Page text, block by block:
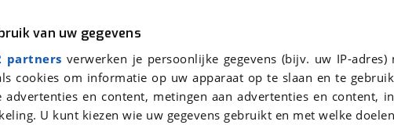
van uw gegevens
partners verwerken je persoonlijke gegevens (bijv. uw IP-adres)
cookies om informatie op uw apparaat op te slaan en te
advertenties en content, metingen aan advertenties en content,
U kunt kiezen wie uw gegevens gebruikt en met welke
Motor
voor je gevonden